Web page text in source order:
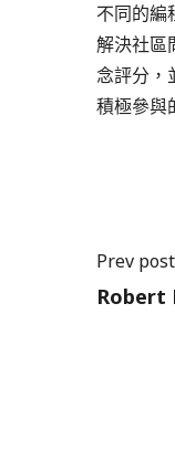
不同的編
解決社區
念評分，
積極參與
Prev post
Robert